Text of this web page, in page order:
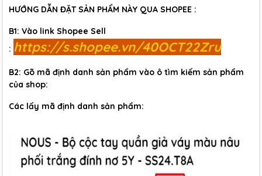
HƯỚNG DẪN ĐẶT SẢN PHẨM NÀY QUA SHOPEE :
B1: Vào link Shopee Sell
: https://s.shopee.vn/40OCT22Zru
B2: Gõ mã định danh sản phẩm vào ô tìm kiếm sản phẩm
của shop:
Các lấy mã định danh sản phẩm: